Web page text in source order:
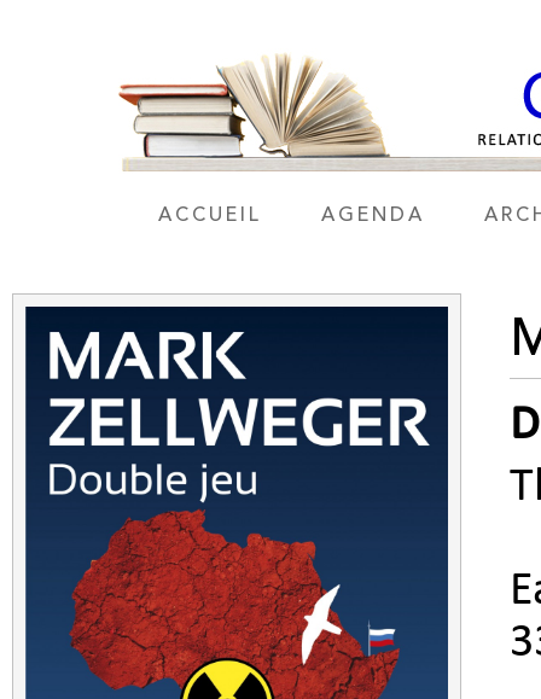
ACCUEIL AGENDA